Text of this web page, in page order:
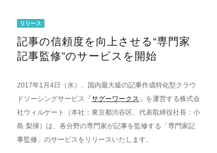
リリース
記事の信頼度を向上させる“専門家
記事監修”のサービスを開始
2017年1月4日（水）、国内最大級の記事作成特化型クラウ
ドソーシングサービス『サグーワークス 』を運営する株式会
社ウィルゲート（本社：東京都渋谷区、代表取締役社長：小
島 梨揮）は、各分野の専門家が記事を監修する「専門家記
事監修」のサービスをリリースいたします。